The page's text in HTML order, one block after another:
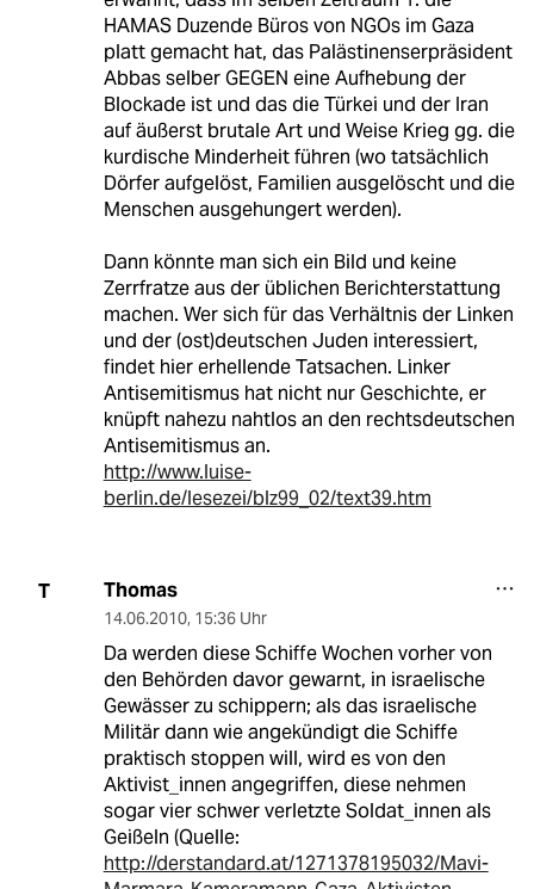
HAMAS Duzende Büros von NGOs im Gaza
platt gemacht hat, das Palästinenserpräsident
Abbas selber GEGEN eine Aufhebung der
Blockade ist und das die Türkei und der Iran
auf äußerst brutale Art und Weise Krieg gg. die
kurdische Minderheit führen (wo tatsächlich
Dörfer aufgelöst, Familien ausgelöscht und die
Menschen ausgehungert werden).
Dann könnte man sich ein Bild und keine
Zerrfratze aus der üblichen Berichterstattung
machen. Wer sich für das Verhältnis der Linken
und der (ost)deutschen Juden interessiert,
findet hier erhellende Tatsachen. Linker
Antisemitismus hat nicht nur Geschichte, er
knüpft nahezu nahtlos an den rechtsdeutschen
Antisemitismus an.
http://www.luise-
berlin.de/lesezei/blz99_02/text39.htm
T Thomas
14.06.2010, 15:36 Uhr
Da werden diese Schiffe Wochen vorher von
den Behörden davor gewarnt, in israelische
Gewässer zu schippern; als das israelische
Militär dann wie angekündigt die Schiffe
praktisch stoppen will, wird es von den
Aktivist_innen angegriffen, diese nehmen
sogar vier schwer verletzte Soldat_innen als
Geißeln (Quelle:
http://derstandard.at/1271378195032/Mavi-